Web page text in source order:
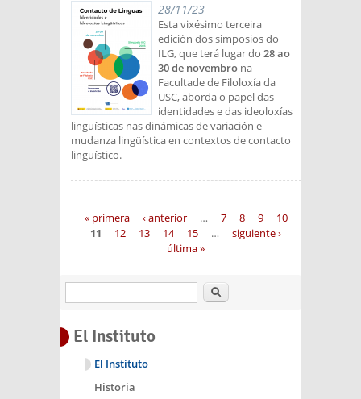
28/11/23
Esta vixésimo terceira
edición dos simposios do
ILG, que terá lugar do 28 ao
30 de novembro na
Facultade de Filoloxía da
USC, aborda o papel das
identidades e das ideoloxías
lingüísticas nas dinámicas de variación e
mudanza lingüística en contextos de contacto
lingüístico.
Páginas
« primera ‹ anterior … 7 8 9
10
11
12 13 14 15 …
siguiente ›
última »
Buscar
El Instituto
El Instituto
Historia